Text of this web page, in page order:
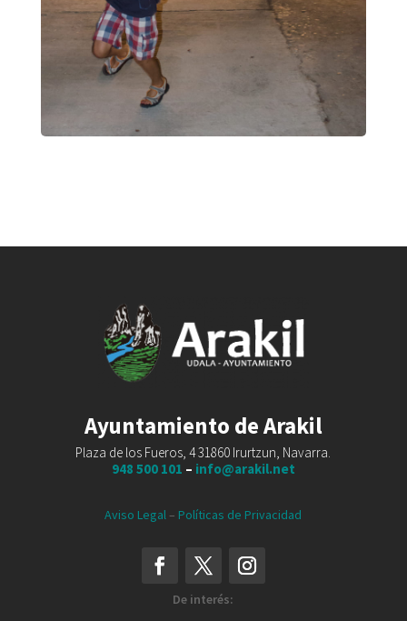
Ayuntamiento de Arakil
Plaza de los Fueros, 4 31860 Irurtzun, Navarra.
948 500 101 – info@arakil.net
Aviso Legal– Políticas de Privacidad
De interés: